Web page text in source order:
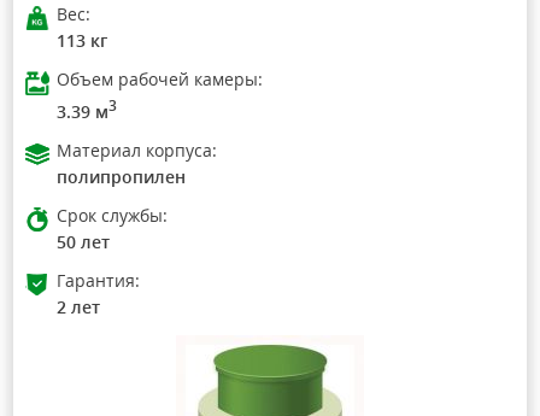
Вес:
113 кг
Объем рабочей камеры:
3.39 м3
Материал корпуса:
полипропилен
Срок службы:
50 лет
Гарантия:
2 лет